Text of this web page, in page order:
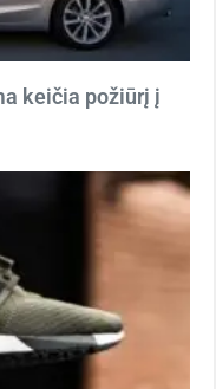
keičia požiūrį į